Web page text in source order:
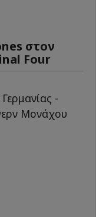
στον
Four